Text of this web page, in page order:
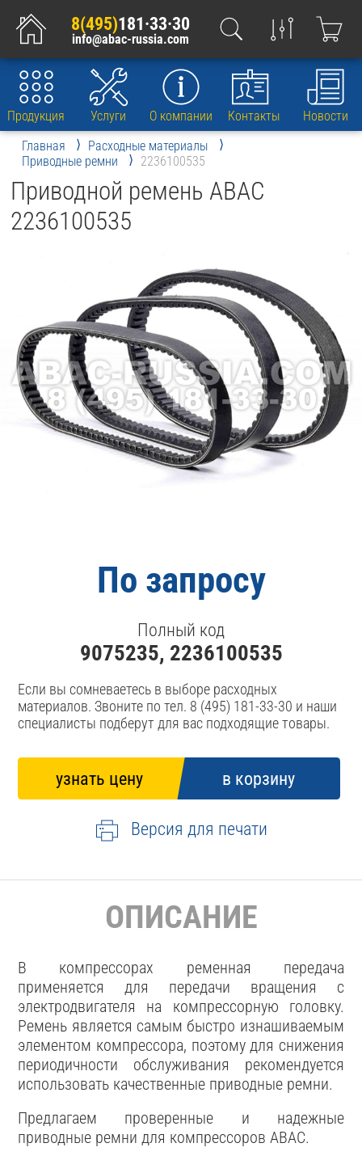
8(495)181·33·30
info@abac-russia.com
Продукция Услуги О компании Контакты
Новости
Главная
Расходные материалы
Приводные ремни
2236100535
Приводной ремень ABAC
2236100535
По запросу
Полный код
9075235, 2236100535
Если вы сомневаетесь в выборе расходных
материалов. Звоните по тел. 8 (495) 181-33-30 и наши
специалисты подберут для вас подходящие товары.
Версия для печати
ОПИСАНИЕ
В компрессорах ременная передача
применяется для передачи вращения с
электродвигателя на компрессорную головку.
Ремень является самым быстро изнашиваемым
элементом компрессора, поэтому для снижения
периодичности обслуживания рекомендуется
использовать качественные приводные ремни.
Предлагаем проверенные и надежные
приводные ремни для компрессоров ABAC.